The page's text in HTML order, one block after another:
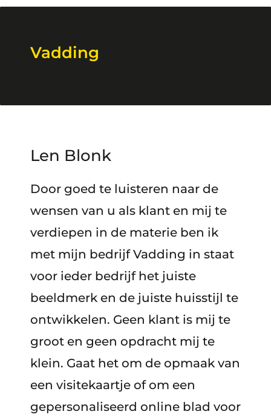
Vadding
Len Blonk
Door goed te luisteren naar de
wensen van u als klant en mij te
verdiepen in de materie ben ik
met mijn bedrijf Vadding in staat
voor ieder bedrijf het juiste
beeldmerk en de juiste huisstijl te
ontwikkelen. Geen klant is mij te
groot en geen opdracht mij te
klein. Gaat het om de opmaak van
een visitekaartje of om een
gepersonaliseerd online blad voor